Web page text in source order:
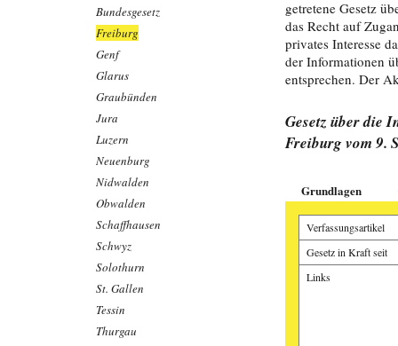
Bundesgesetz
Freiburg
Genf
Glarus
Graubünden
Jura
Luzern
Neuenburg
Nidwalden
Obwalden
Schaffhausen
Schwyz
Solothurn
St. Gallen
Tessin
Thurgau
getretene Gesetz
das Recht auf
privates Interesse
der Informationen
entsprechen. Der
Gesetz über die
Freiburg vom 9.
Grundlagen
Verfassungsartikel
Gesetz in Kraft seit
Links